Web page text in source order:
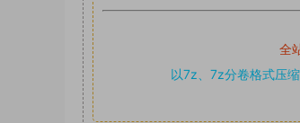
全
以7z、7z分卷格式压缩